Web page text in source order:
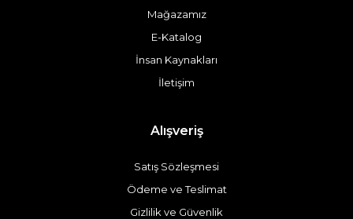
Mağazamız
E-Katalog
İnsan Kaynakları
İletişim
Alışveriş
Satış Sözleşmesi
Ödeme ve Teslimat
Gizlilik ve Güvenlik